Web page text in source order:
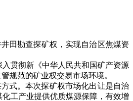
田勘查探矿权，实现自治区焦煤资
贯彻新《中华人民共和国矿产资源
规范的矿业权交易市场环境。
式。本次探矿权市场化出让是自治
工产业提供优质煤源保障，有效增